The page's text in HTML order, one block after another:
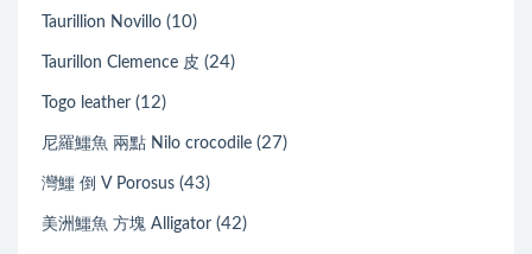
Taurillion Novillo (10)
Taurillon Clemence 皮 (24)
Togo leather (12)
尼羅鱷魚 兩點 Nilo crocodile (27)
灣鱷 倒 V Porosus (43)
美洲鱷魚 方塊 Alligator (42)